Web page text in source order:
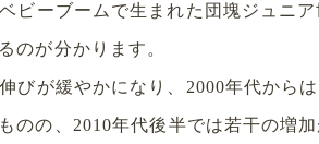
ビーブームで生まれた団塊ジュニ
のが分かります。
びが緩やかになり、2000年代から
のの、2010年代後半では若干の増加